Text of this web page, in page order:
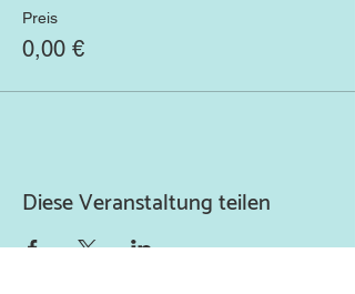
Preis
0,00 €
Diese Veranstaltung teilen